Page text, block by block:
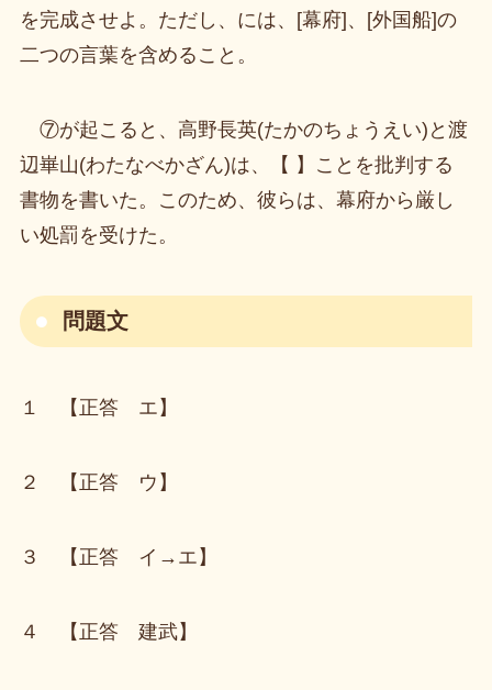
を完成させよ。ただし、には、[幕府]、[外国船]の
二つの言葉を含めること。
⑦が起こると、高野長英(たかのちょうえい)と渡
辺崋山(わたなべかざん)は、【 】ことを批判する
書物を書いた。このため、彼らは、幕府から厳し
い処罰を受けた。
問題文
１ 【正答 エ】
２ 【正答 ウ】
３ 【正答 イ→エ】
４ 【正答 建武】